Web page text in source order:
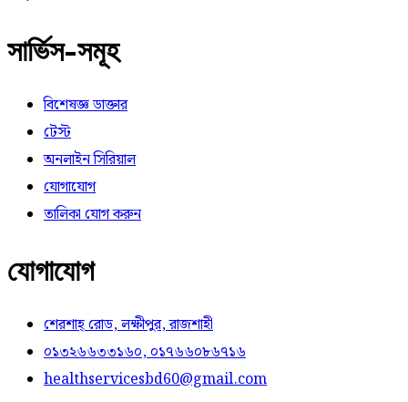
সার্ভিস-সমূহ
বিশেষজ্ঞ ডাক্তার
টেস্ট
অনলাইন সিরিয়াল
যোগাযোগ
তালিকা যোগ করুন
যোগাযোগ
শেরশাহ্ রোড, লক্ষীপুর, রাজশাহী
০১৩২৬৬৩৩১৬০, ০১৭৬৬০৮৬৭১৬
healthservicesbd60@gmail.com